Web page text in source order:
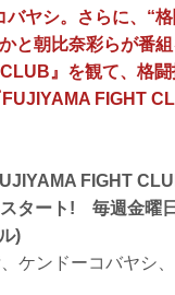
バヤシ。さらに、“
と朝比奈彩らが番組
』を観て、格闘
FIGHT
FIGHT
スタート! 毎週金曜
)
ケンドーコバヤシ